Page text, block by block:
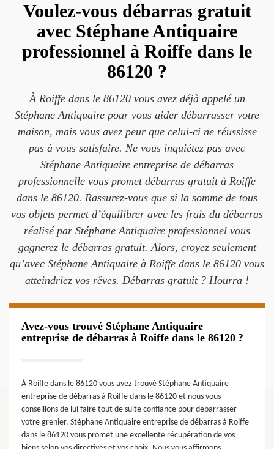
Voulez-vous débarras gratuit
avec Stéphane Antiquaire
professionnel à Roiffe dans le
86120 ?
À Roiffe dans le 86120 vous avez déjà appelé un
Stéphane Antiquaire pour vous aider débarrasser votre
maison, mais vous avez peur que celui-ci ne réussisse
pas à vous satisfaire. Ne vous inquiétez pas avec
Stéphane Antiquaire entreprise de débarras
professionnelle vous promet débarras gratuit à Roiffe
dans le 86120. Rassurez-vous que si la somme de tous
vos objets permet d’équilibrer avec les frais du débarras
réalisé par Stéphane Antiquaire professionnel vous
gagnerez le débarras gratuit. Alors, croyez seulement
qu’avec Stéphane Antiquaire à Roiffe dans le 86120 vous
atteindriez vos rêves. Débarras gratuit ? Hourra !
Avez-vous trouvé Stéphane Antiquaire
entreprise de débarras à Roiffe dans le 86120 ?
À Roiffe dans le 86120 vous avez trouvé Stéphane Antiquaire
entreprise de débarras à Roiffe dans le 86120 et nous vous
conseillons de lui faire tout de suite confiance pour débarrasser
votre grenier. Stéphane Antiquaire entreprise de débarras à Roiffe
dans le 86120 vous promet une excellente récupération de vos